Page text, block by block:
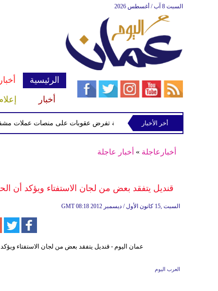
السبت 8 آب / أغسطس 2026
الرئيسية
أخبار
الخزانة الأميركية تفرض عقوبات على منصات عملات مشفرة
أخر الأخبار
أخبارعاجلة » أخبار عاجلة
قنديل يتفقد بعض من لجان الاستفتاء ويؤكد أن
GMT 08:18 2012 السبت ,15 كانون الأول / ديسمبر
العرب اليوم